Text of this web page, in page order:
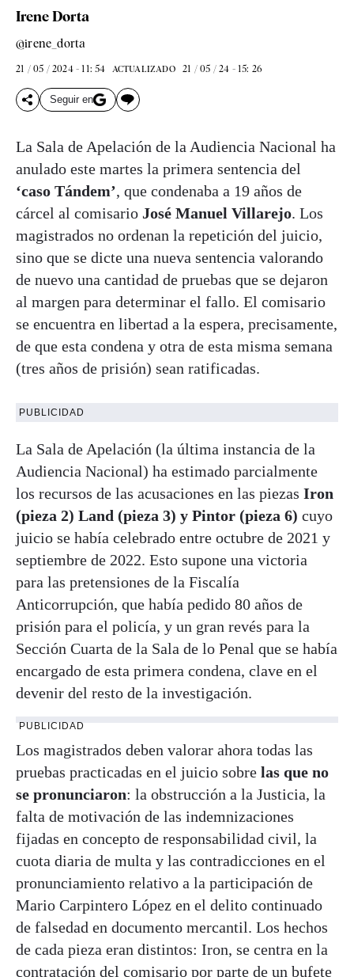
Irene Dorta
@irene_dorta
21 / 05 / 2024 - 11: 54 ACTUALIZADO 21 / 05 / 24 - 15: 26
Seguir en
La Sala de Apelación de la Audiencia Nacional ha
anulado este martes la primera sentencia del
‘caso Tándem’, que condenaba a 19 años de
cárcel al comisario José Manuel Villarejo. Los
magistrados no ordenan la repetición del juicio,
sino que se dicte una nueva sentencia valorando
de nuevo una cantidad de pruebas que se dejaron
al margen para determinar el fallo. El comisario
se encuentra en libertad a la espera, precisamente,
de que esta condena y otra de esta misma semana
(tres años de prisión) sean ratificadas.
PUBLICIDAD
La Sala de Apelación (la última instancia de la
Audiencia Nacional) ha estimado parcialmente
los recursos de las acusaciones en las piezas Iron
(pieza 2) Land (pieza 3) y Pintor (pieza 6) cuyo
juicio se había celebrado entre octubre de 2021 y
septiembre de 2022. Esto supone una victoria
para las pretensiones de la Fiscalía
Anticorrupción, que había pedido 80 años de
prisión para el policía, y un gran revés para la
Sección Cuarta de la Sala de lo Penal que se había
encargado de esta primera condena, clave en el
devenir del resto de la investigación.
PUBLICIDAD
Los magistrados deben valorar ahora todas las
pruebas practicadas en el juicio sobre las que no
se pronunciaron: la obstrucción a la Justicia, la
falta de motivación de las indemnizaciones
fijadas en concepto de responsabilidad civil, la
cuota diaria de multa y las contradicciones en el
pronunciamiento relativo a la participación de
Mario Carpintero López en el delito continuado
de falsedad en documento mercantil. Los hechos
de cada pieza eran distintos: Iron, se centra en la
contratación del comisario por parte de un bufete